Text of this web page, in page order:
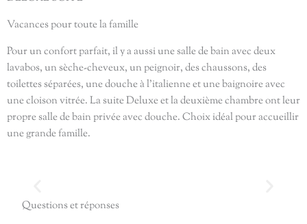
Vacances pour toute la famille
Pour un confort parfait, il y a aussi une salle de bain avec deux
lavabos, un sèche-cheveux, un peignoir, des chaussons, des
toilettes séparées, une douche à l’italienne et une baignoire avec
une cloison vitrée. La suite Deluxe et la deuxième chambre ont leur
propre salle de bain privée avec douche. Choix idéal pour accueillir
une grande famille.
Questions et réponses